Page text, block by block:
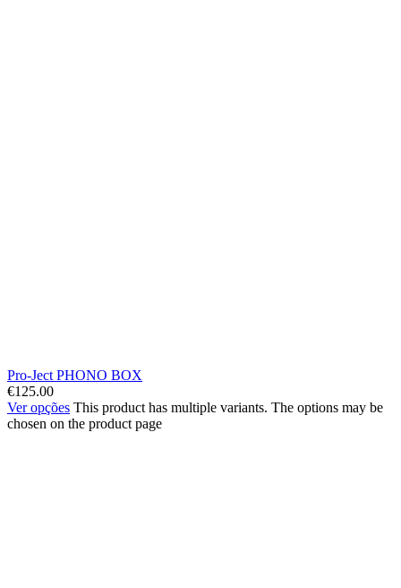
Pro-Ject PHONO BOX
€125.00
Ver opções This product has multiple variants. The options may be
chosen on the product page